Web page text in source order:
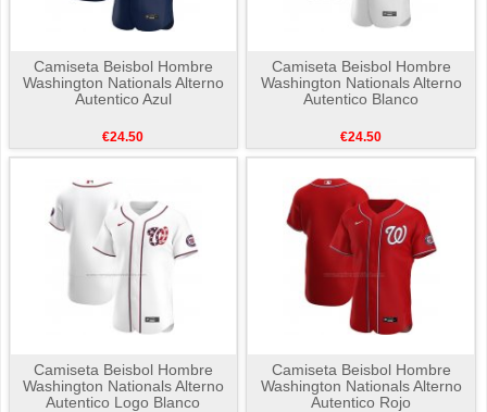
Camiseta Beisbol Hombre
Washington Nationals Alterno
Autentico Azul
€24.50
Camiseta Beisbol Hombre
Washington Nationals Alterno
Autentico Blanco
€24.50
Camiseta Beisbol Hombre
Washington Nationals Alterno
Autentico Logo Blanco
Camiseta Beisbol Hombre
Washington Nationals Alterno
Autentico Rojo